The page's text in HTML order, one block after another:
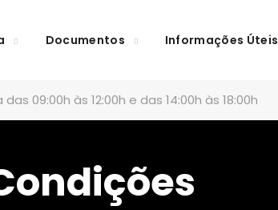
Documentos Informações Úteis
09:00h às 12:00h e das 14:00h às 18:00h